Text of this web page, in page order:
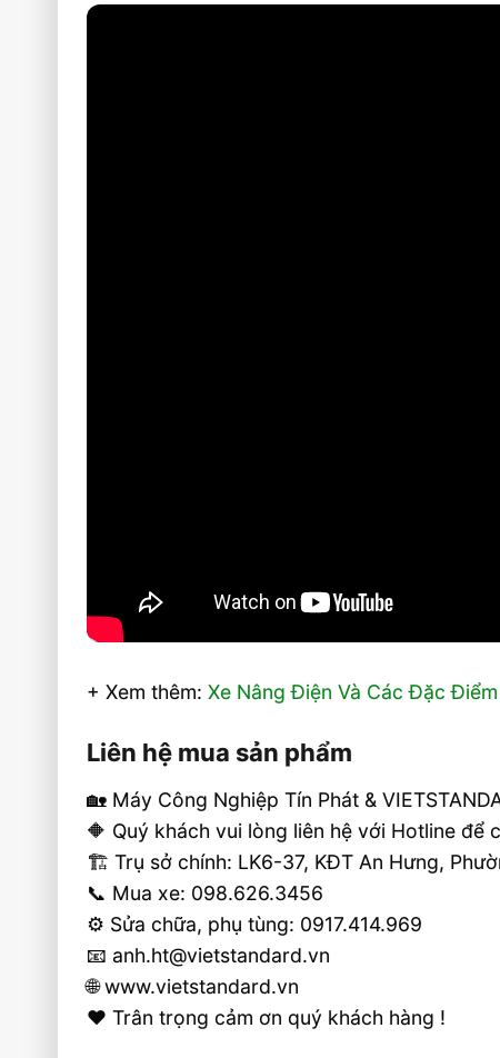
+ Xem thêm:Xe Nâng Điện Và Các Đặc
Liên hệ mua sản phẩm
🏡 Máy Công Nghiệp Tín Phát &
🔶 Quý khách vui lòng liên hệ với Hotline
🏗 Trụ sở chính: LK6-37, KĐT An Hưng,
📞 Mua xe: 098.626.3456
⚙️ Sửa chữa, phụ tùng: 0917.414.969
📧 anh.ht@vietstandard.vn
🌐 www.vietstandard.vn
❤️ Trân trọng cảm ơn quý khách hàng !